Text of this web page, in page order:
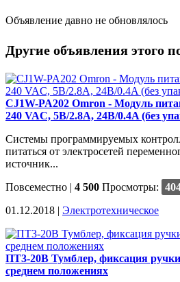
Объявление давно не обновлялось
Другие объявления этого
CJ1W-PA202 Omron - Модуль
240 VAC, 5В/2.8A, 24В/0.4A (без
Системы программируемых
питаться от электросетей
источник...
Повсеместно | 4 500 Просмотры:
01.12.2018 | Электротехническое
ПТ3-20В Тумблер, фиксация
среднем положениях